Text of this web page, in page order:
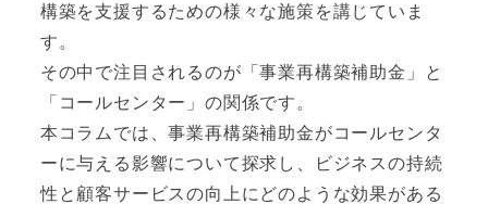
構築を支援するための様々な施策を講じていま
す。
その中で注目されるのが「事業再構築補助金」と
「コールセンター」の関係です。
本コラムでは、事業再構築補助金がコールセンタ
ーに与える影響について探求し、ビジネスの持続
性と顧客サービスの向上にどのような効果がある